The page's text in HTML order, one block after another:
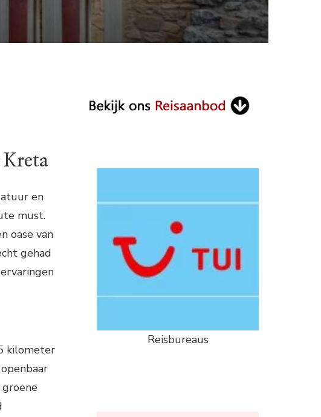
en
must.
oase van
gehad
kilometer
Reisbureaus